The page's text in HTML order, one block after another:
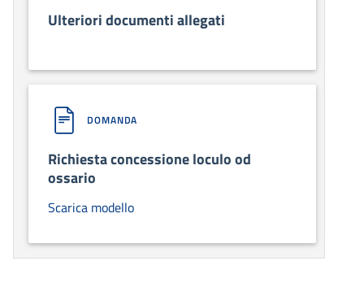
Ulteriori documenti allegati
DOMANDA
Richiesta concessione loculo od
ossario
Scarica modello